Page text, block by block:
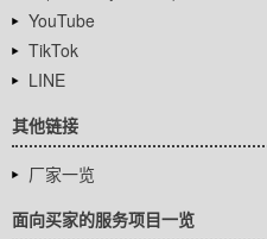
YouTube
TikTok
LINE
其他链接
厂家一览
面向买家的服务项目一览